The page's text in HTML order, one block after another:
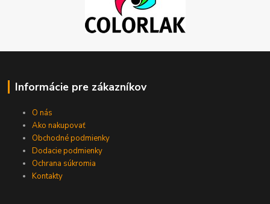
Informácie pre zákazníkov
O nás
Ako nakupovať
Obchodné podmienky
Dodacie podmienky
Ochrana súkromia
Kontakty